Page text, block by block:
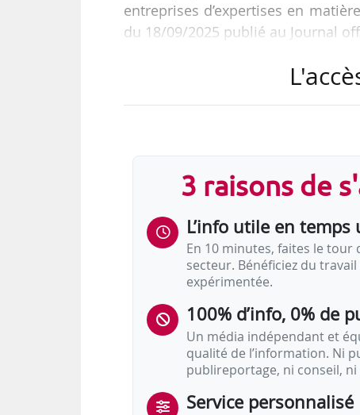
entreprises d’expertises en
du 18/09/2025 publié au Journal
Les certifications listées par
Legifrance
3 raisons de
L’info utile en temps
En 10 minutes, faites le tour
secteur. Bénéficiez du travail
expérimentée.
100% d’info, 0% de
Un média indépendant et
qualité de l’information. Ni
publireportage, ni conseil,
Service personnalisé